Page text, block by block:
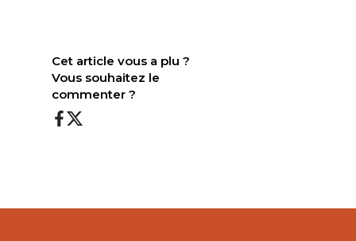
Cet article vous a plu ?
Vous souhaitez le
commenter ?